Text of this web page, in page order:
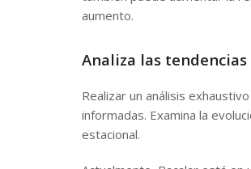
aumento.
Analiza las
Realizar un análisis
informadas. Examina la
estacional.